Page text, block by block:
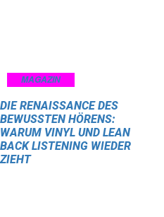
MAGAZIN
DIE RENAISSANCE DES
BEWUSSTEN HÖRENS:
WARUM VINYL UND LEAN
BACK LISTENING WIEDER
ZIEHT